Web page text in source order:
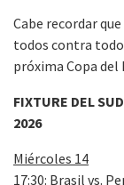
Cabe recordar
todos contra
próxima Copa del
FIXTURE DEL
2026
Miércoles 14
17:30: Brasil vs.